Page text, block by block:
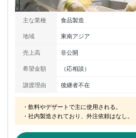
主な業種
食品製造
地域
東南アジア
売上高
非公開
希望金額
（応相談）
譲渡理由
後継者不在
・飲料やデザートで主に使用される。
・社内製造されており、外注依頼はなし。